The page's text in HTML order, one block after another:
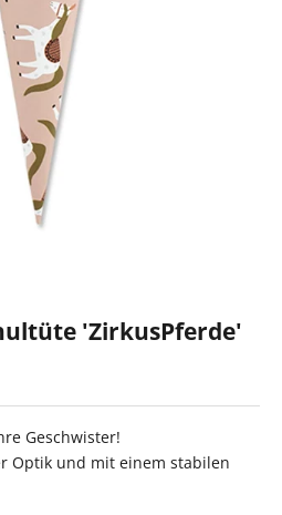
'ZirkusPferde'
Geschwister!
Optik und mit einem stabilen